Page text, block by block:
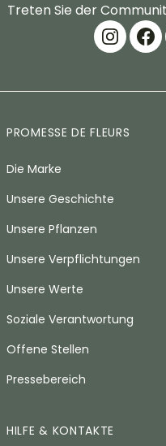
Treten Sie der
PROMESSE DE FLEURS
Die Marke
Unsere Geschichte
Unsere Pflanzen
Unsere Verpflichtungen
Unsere Werte
Soziale Verantwortung
Offene Stellen
Pressebereich
HILFE & KONTAKTE